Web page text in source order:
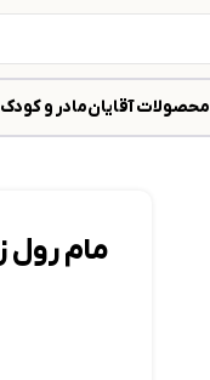
محصولات آقایانمادر و کودک